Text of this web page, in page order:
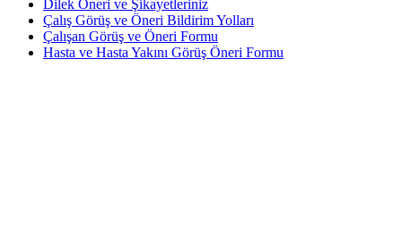
Dilek Öneri ve Şikayetleriniz
Çalış Görüş ve Öneri Bildirim Yolları
Çalışan Görüş ve Öneri Formu
Hasta ve Hasta Yakını Görüş Öneri Formu